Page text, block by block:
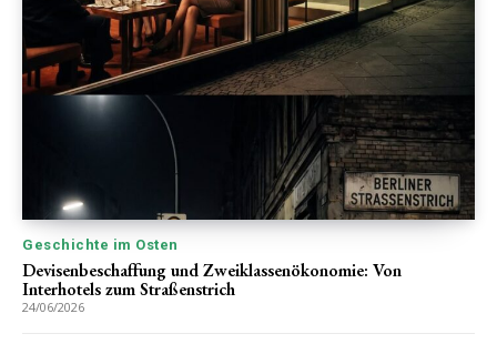
Geschichte im Osten
Devisenbeschaffung und Zweiklassenökonomie: Von
Interhotels zum Straßenstrich
24/06/2026